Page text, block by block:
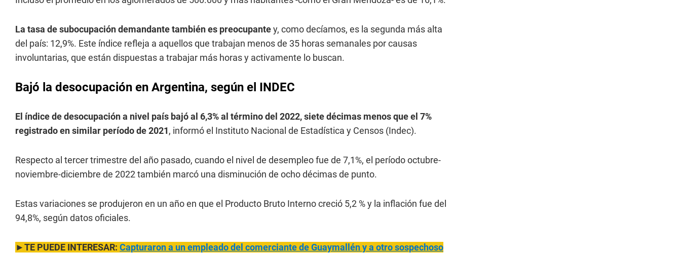
La tasa de subocupación demandante también es preocupantey, como decíamos, es la segunda más alta
del país: 12,9%. Este índice refleja a aquellos que trabajan menos de 35 horas semanales por causas
involuntarias, que están dispuestas a trabajar más horas y activamente lo buscan.
Bajó la desocupación en Argentina, según el INDEC
El índice de desocupación a nivel país bajó al 6,3% al término del 2022, siete décimas menos que el 7%
registrado en similar período de 2021, informó el Instituto Nacional de Estadística y Censos (Indec).
Respecto al tercer trimestre del año pasado, cuando el nivel de desempleo fue de 7,1%, el período octubre-
noviembre-diciembre de 2022 también marcó una disminución de ocho décimas de punto.
Estas variaciones se produjeron en un año en que el Producto Bruto Interno creció 5,2 % y la inflación fue del
94,8%, según datos oficiales.
►TE PUEDE INTERESAR: Capturaron a un empleado del comerciante de Guaymallén y a otro sospechoso